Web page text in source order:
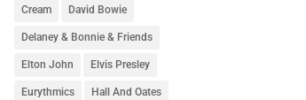
Cream David Bowie
Delaney & Bonnie & Friends
Elton John Elvis Presley
Eurythmics Hall And Oates